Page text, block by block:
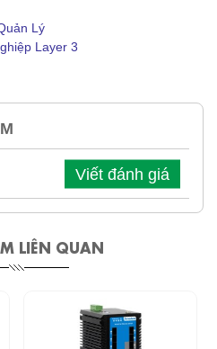
Lý
Layer 3
Viết đánh giá
LIÊN QUAN